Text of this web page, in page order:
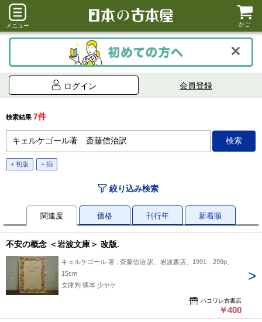
メニュー かご
ログイン 会員登録
検索結果 7件
+ 初版 + 揃
絞り込み検索
関連度 価格 刊行年 新着順
不安の概念 ＜岩波文庫＞ 改版.
キェルケゴール 著 ; 斎藤信治 訳、岩波書店、1991、299p、
15cm
文庫判 裸本 少ヤケ
ハコワレ古書店
￥400